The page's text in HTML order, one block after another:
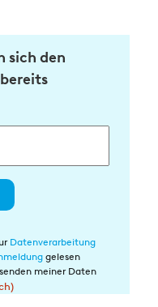
sich den
Datenverarbeitung
gelesen
meiner Daten